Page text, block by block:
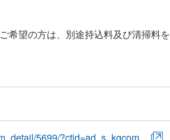
希望の方は、別途持込料及び清掃料を